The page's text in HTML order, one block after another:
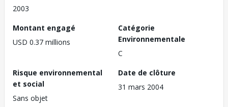
2003
Montant engagé
USD 0.37 millions
Catégorie
Environnementale
C
Risque environnemental
et social
Sans objet
Date de clôture
31 mars 2004